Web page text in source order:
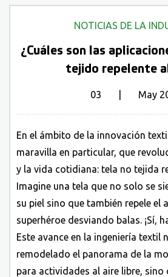
NOTICIAS DE LA
¿Cuáles son las
tejido repelente
03 | May
En el ámbito de la innovación
maravilla en particular, que
y la vida cotidiana: tela no tejida
Imagine una tela que no solo se
su piel sino que también repele el
superhéroe desviando balas. ¡Sí,
Este avance en la ingeniería textil
remodelado el panorama de la
para actividades al aire libre, sino